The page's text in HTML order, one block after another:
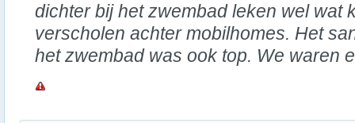
dichter bij het zwembad leken wel wat
verscholen achter mobilhomes. Het
het zwembad was ook top. We waren